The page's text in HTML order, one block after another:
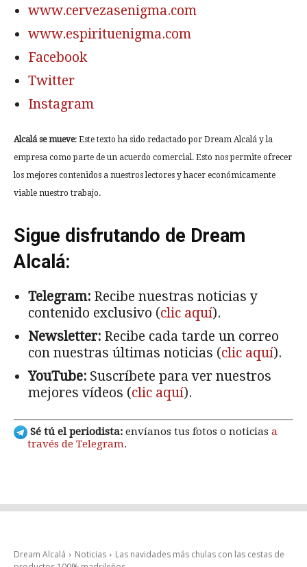
www.cervezasenigma.com
www.espirituenigma.com
Facebook
Twitter
Instagram
Alcalá se mueve: Este texto ha sido redactado por Dream Alcalá y la
empresa como parte de un acuerdo comercial. Esto nos permite ofrecer
los mejores contenidos a nuestros lectores y hacer económicamente
viable nuestro trabajo.
Sigue disfrutando de Dream
Alcalá:
Telegram: Recibe nuestras noticias y
contenido exclusivo (clic aquí).
Newsletter: Recibe cada tarde un correo
con nuestras últimas noticias (clic aquí).
YouTube: Suscríbete para ver nuestros
mejores vídeos (clic aquí).
Sé tú el periodista: envíanos tus fotos o noticias a
través de Telegram.